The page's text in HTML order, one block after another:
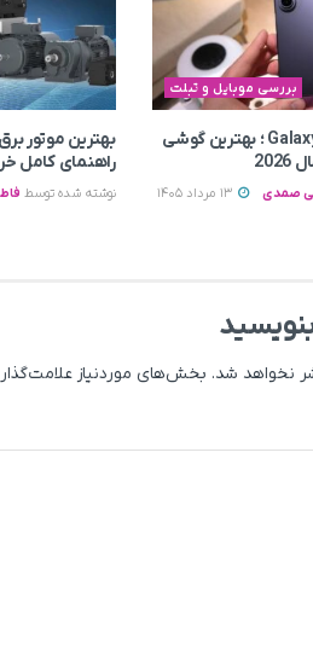
بررسی موبایل و تبلت
بررسی Galaxy Z Fold8 Ultra ؛ بهترین گوشی
صمدی
بهترین موتور
راهنمای کامل
نوشته شده توسط
نخواهد شد. بخش‌های موردنیاز